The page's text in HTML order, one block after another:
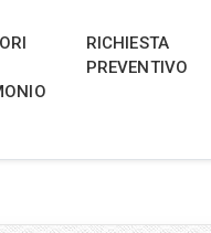
di matrimoni locali e
forum dedicato al
RICHIESTA
PREVENTIVO